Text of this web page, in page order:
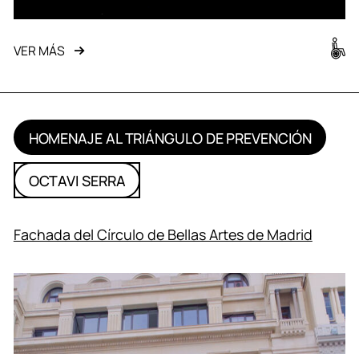
VER MÁS
HOMENAJE AL TRIÁNGULO DE PREVENCIÓN
OCTAVI SERRA
Fachada del Círculo de Bellas Artes de Madrid